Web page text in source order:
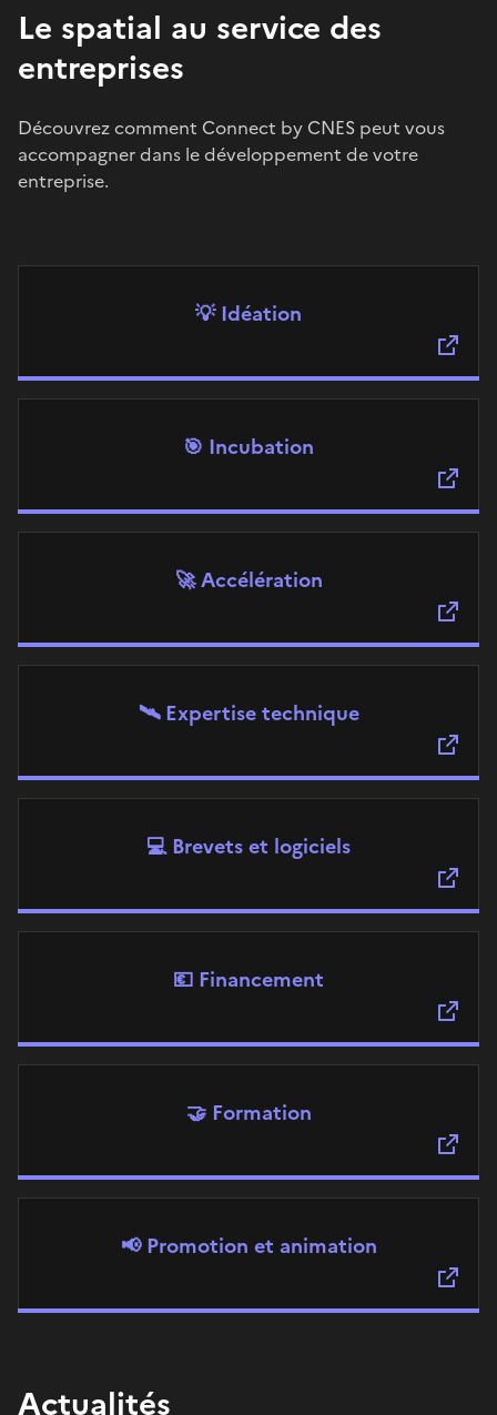
Le spatial au service des
entreprises
Découvrez comment Connect by CNES peut vous
accompagner dans le développement de votre
entreprise.
💡 Idéation
🎯 Incubation
🚀 Accélération
🛰️ Expertise technique
💻 Brevets et logiciels
💶 Financement
🤝 Formation
📢 Promotion et animation
Actualités